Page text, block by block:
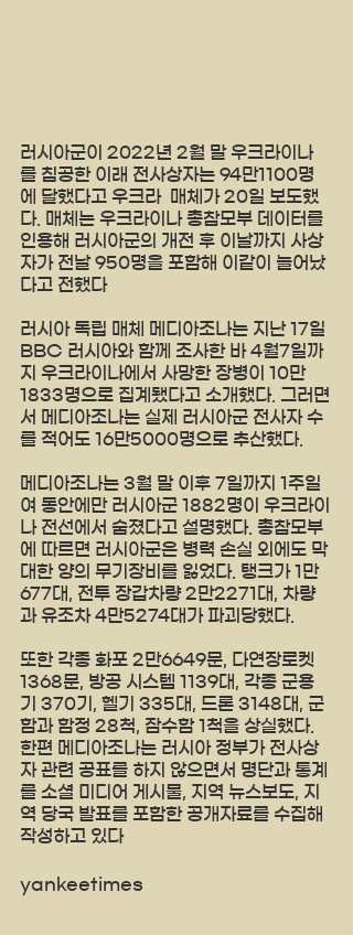
러시아군이 2022년 2월 말 우크라이나
를 침공한 이래 전사상자는 94만1100명
에 달했다고 우크라  매체가 20일 보도했
다. 매체는 우크라이나 총참모부 데이터를
인용해 러시아군의 개전 후 이날까지 사상
자가 전날 950명을 포함해 이같이 늘어났
다고 전했다
러시아 독립 매체 메디아조나는 지난 17일
BBC 러시아와 함께 조사한 바 4월7일까
지 우크라이나에서 사망한 장병이 10만
1833명으로 집계됐다고 소개했다. 그러면
서 메디아조나는 실제 러시아군 전사자 수
를 적어도 16만5000명으로 추산했다.
메디아조나는 3월 말 이후 7일까지 1주일
여 동안에만 러시아군 1882명이 우크라이
나 전선에서 숨졌다고 설명했다. 총참모부
에 따르면 러시아군은 병력 손실 외에도 막
대한 양의 무기장비를 잃었다. 탱크가 1만
677대, 전투 장갑차량 2만2271대, 차량
과 유조차 4만5274대가 파괴당했다.
또한 각종 화포 2만6649문, 다연장로켓
1368문, 방공 시스템 1139대, 각종 군용
기 370기, 헬기 335대, 드론 3148대, 군
함과 함정 28척, 잠수함 1척을 상실했다.
한편 메디아조나는 러시아 정부가 전사상
자 관련 공표를 하지 않으면서 명단과 통계
를 소셜 미디어 게시물, 지역 뉴스보도, 지
역 당국 발표를 포함한 공개자료를 수집해
작성하고 있다
yankeetimes